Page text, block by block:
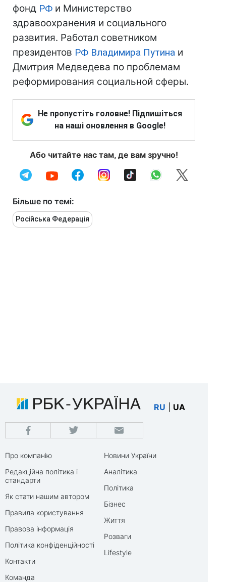
фонд РФ и Министерство
здравоохранения и социального
развития. Работал советником
президентов РФ Владимира Путина и
Дмитрия Медведева по проблемам
реформирования социальной сферы.
Не пропустіть головне! Підпишіться
на наші оновлення в Google!
Або читайте нас там, де вам зручно!
Більше по темі:
Російська Федерація
RU UA
Про компанію
Редакційна політика і
стандарти
Як стати нашим автором
Правила користування
Правова інформація
Політика конфіденційності
Контакти
Команда
Новини України
Аналітика
Політика
Бізнес
Життя
Розваги
Lifestyle